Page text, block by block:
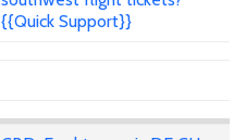
{{Quick Support}}